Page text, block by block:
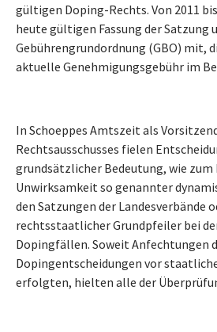
gültigen Doping-Rechts. Von 2011
heute gültigen Fassung der Satzung
Gebührengrundordnung (GBO) mit,
aktuelle Genehmigungsgebühr im
In Schoeppes Amtszeit als
Rechtsausschusses fielen
grundsätzlicher Bedeutung, wie zum
Unwirksamkeit so genannter
den Satzungen der Landesverbände
rechtsstaatlicher Grundpfeiler bei
Dopingfällen. Soweit Anfechtungen
Dopingentscheidungen vor
erfolgten, hielten alle der